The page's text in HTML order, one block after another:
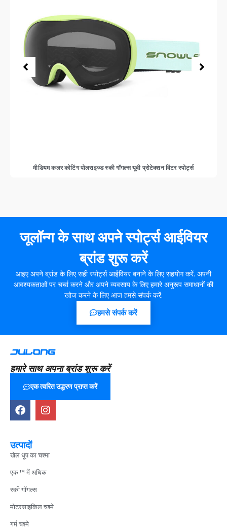
मीडियम कलर कोटिंग पोलराइज्ड स्की गॉगल्स यूवी प्रोटेक्शन विंटर स्पोर्ट्स
जूलॉन्ग के साथ अपने स्पोर्ट्स आईवियर
ब्रांड शुरू करें
आइए अपने ब्रांड के लिए सही स्पोर्ट्स आईवियर बनाने के लिए सहयोग करें. अपनी
आवश्यकताओं पर चर्चा करने और अपने व्यवसाय के लिए हमारे अनुरूप समाधानों की
खोज करने के लिए आज हमसे संपर्क करें.
हमसे संपर्क करें
हमारे साथ अपना ब्रांड शुरू करें
एक त्वरित उद्धरण प्राप्त करें
उत्पादों
खेल धूप का चश्मा
एक ™ में अधिक
स्की गॉगल्स
मोटरसाइकिल चश्मे
गर्म चश्मे